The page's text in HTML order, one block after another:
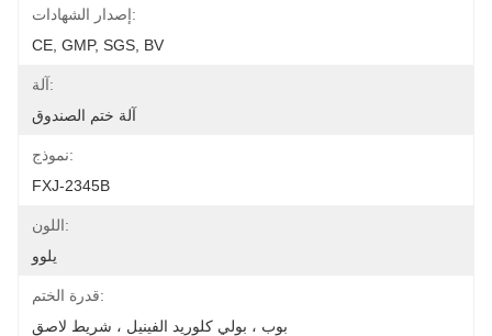
إصدار الشهادات:
CE, GMP, SGS, BV
آلة:
آلة ختم الصندوق
نموذج:
FXJ-2345B
اللون:
يلوو
قدرة الختم:
بوب ، بولي كلوريد الفينيل ، شريط لاصق